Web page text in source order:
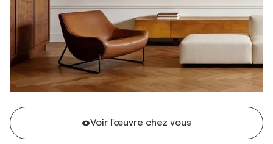
Voir l'œuvre chez vous